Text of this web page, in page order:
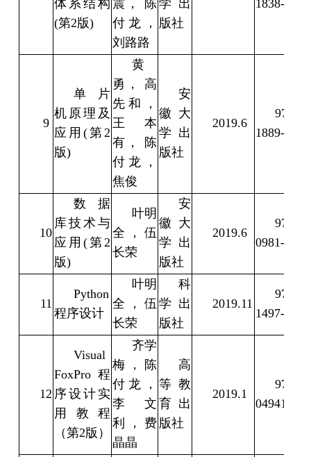
体系结构
(第2版)
震， 陈
付龙，
刘路路
学出
版社
1838-8
9
单片
机原理及
应用(第2
版)
黄
勇， 高
先和，
王本
有， 陈
付龙，
焦俊
安
徽大
学出
版社
2019.6
978-7-
1889-0
10
数据
库技术与
应用(第2
版)
叶明
全，伍
长荣
安
徽大
学出
版社
2019.6
978-7-
0981-2
11
Python
程序设计
叶明
全，伍
长荣
科
学出
版社
2019.11
978-7-
1497-1
12
Visual
FoxPro程
序设计实
用教程
（第2版）
齐学
梅，陈
付龙，
李文
利，费
晶晶
高
等教
育出
版社
2019.1
978-7-
049410-5